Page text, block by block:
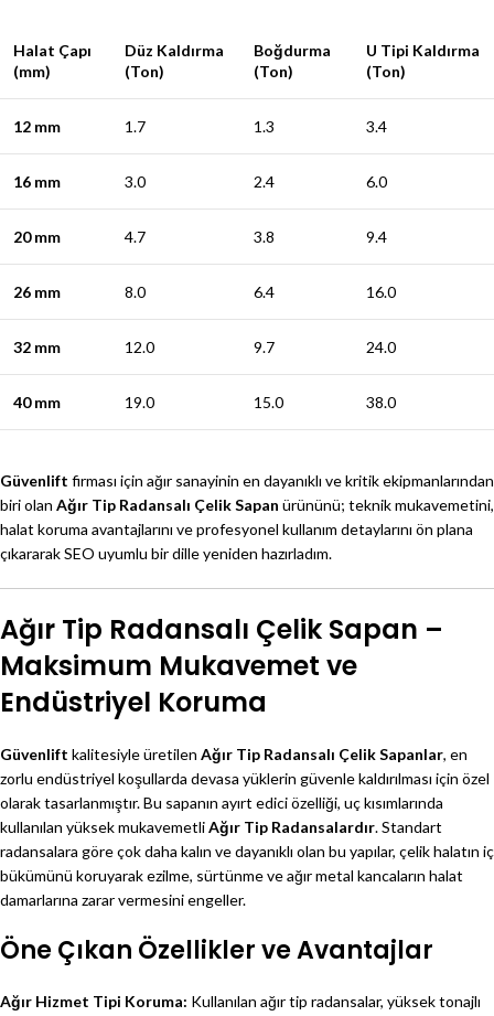
Halat Çapı
(mm)
Düz Kaldırma
(Ton)
Boğdurma
(Ton)
U Tipi Kaldırma
(Ton)
12 mm 1.7 1.3 3.4
16 mm 3.0 2.4 6.0
20 mm 4.7 3.8 9.4
26 mm 8.0 6.4 16.0
32 mm 12.0 9.7 24.0
40 mm 19.0 15.0 38.0
Güvenlift firması için ağır sanayinin en dayanıklı ve kritik ekipmanlarından
biri olan Ağır Tip Radansalı Çelik Sapan ürününü; teknik mukavemetini,
halat koruma avantajlarını ve profesyonel kullanım detaylarını ön plana
çıkararak SEO uyumlu bir dille yeniden hazırladım.
Ağır Tip Radansalı Çelik Sapan –
Maksimum Mukavemet ve
Endüstriyel Koruma
Güvenlift kalitesiyle üretilen Ağır Tip Radansalı Çelik Sapanlar, en
zorlu endüstriyel koşullarda devasa yüklerin güvenle kaldırılması için özel
olarak tasarlanmıştır. Bu sapanın ayırt edici özelliği, uç kısımlarında
kullanılan yüksek mukavemetliAğır Tip Radansalardır. Standart
radansalara göre çok daha kalın ve dayanıklı olan bu yapılar, çelik halatın iç
bükümünü koruyarak ezilme, sürtünme ve ağır metal kancaların halat
damarlarına zarar vermesini engeller.
Öne Çıkan Özellikler ve Avantajlar
Ağır Hizmet Tipi Koruma: Kullanılan ağır tip radansalar, yüksek tonajlı